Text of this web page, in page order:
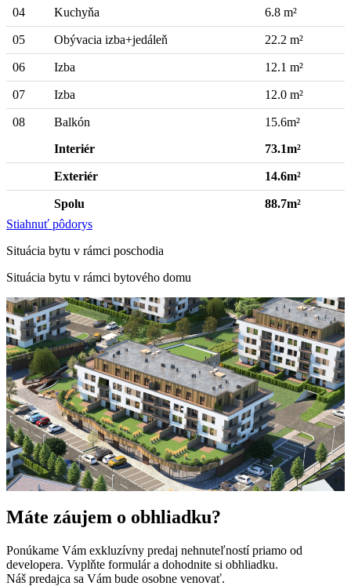
04 Kuchyňa 6.8 m²
05 Obývacia izba+jedáleň 22.2 m²
06 Izba 12.1 m²
07 Izba 12.0 m²
08 Balkón
15.6m²
Interiér
73.1m²
Exteriér 14.6m²
Spolu
88.7m²
Stiahnuť pôdorys
Situácia bytu v rámci poschodia
Situácia bytu v rámci bytového domu
Máte záujem o obhliadku?
Ponúkame Vám exkluzívny predaj nehnuteľností priamo od
developera. Vyplňte formulár a dohodnite si obhliadku.
Náš predajca sa Vám bude osobne venovať.